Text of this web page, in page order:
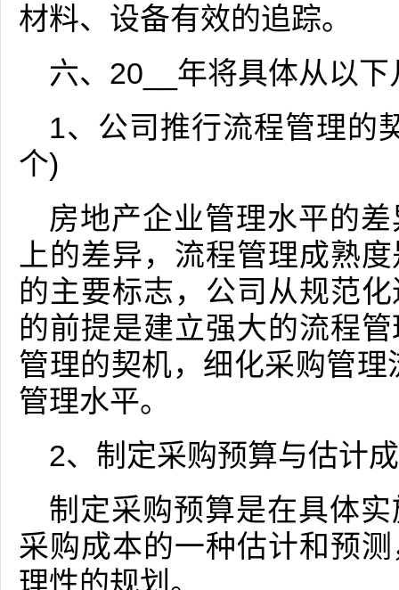
材料、设备有效的追踪。
六、20__年将具体从以
1、公司推行流程管理的
个)
房地产企业管理水平的
上的差异，流程管理成熟
的主要标志，公司从规范
的前提是建立强大的流程
管理的契机，细化采购管
管理水平。
2、制定采购预算与估计
制定采购预算是在具体
采购成本的一种估计和预
理性的规划。